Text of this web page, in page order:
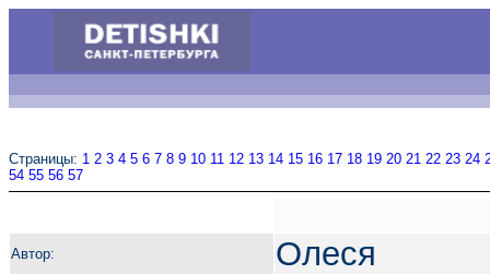
Страницы: 1 2 3 4 5 6 7 8 9 10 11 12 13 14 15 16 17 18 19 20 21 22 23 24
54 55 56 57
Автор: Олеся